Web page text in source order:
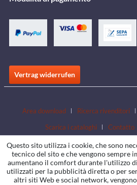
Vertrag widerrufen
Area download Ricerca rivenditori
Scarica i cataloghi
Contatto
Questo sito utilizza i cookie, che sono
tecnico del sito e che vengono sempre
aumentano il comfort durante l'utilizzo
utilizzati per la pubblicità diretta o per
altri siti Web e social network,